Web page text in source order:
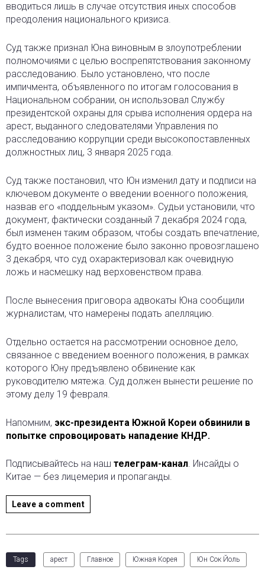
вводиться лишь в случае отсутствия иных способов
преодоления национального кризиса.
Суд также признал Юна виновным в злоупотреблении
полномочиями с целью воспрепятствования законному
расследованию. Было установлено, что после
импичмента, объявленного по итогам голосования в
Национальном собрании, он использовал Службу
президентской охраны для срыва исполнения ордера на
арест, выданного следователями Управления по
расследованию коррупции среди высокопоставленных
должностных лиц, 3 января 2025 года.
Суд также постановил, что Юн изменил дату и подписи на
ключевом документе о введении военного положения,
назвав его «поддельным указом». Судьи установили, что
документ, фактически созданный 7 декабря 2024 года,
был изменен таким образом, чтобы создать впечатление,
будто военное положение было законно провозглашено
3 декабря, что суд охарактеризовал как очевидную
ложь и насмешку над верховенством права.
После вынесения приговора адвокаты Юна сообщили
журналистам, что намерены подать апелляцию.
Отдельно остается на рассмотрении основное дело,
связанное с введением военного положения, в рамках
которого Юну предъявлено обвинение как
руководителю мятежа. Суд должен вынести решение по
этому делу 19 февраля.
Напомним, экс-президента Южной Кореи обвинили в
попытке спровоцировать нападение КНДР.
Подписывайтесь на наш телеграм-канал. Инсайды о
Китае — без лицемерия и пропаганды.
Leave a comment
Tags арест Главное Южная Корея Юн Сок Йоль